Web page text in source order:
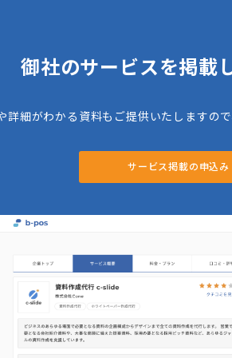
御社のサービスを掲載
詳細がわかる資料もご提供いたしますの
サービス掲載の申込み